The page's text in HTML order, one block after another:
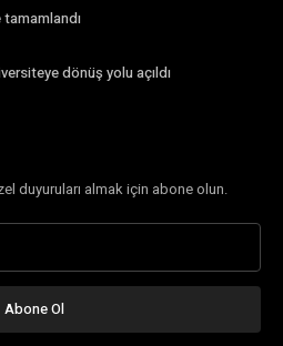
dönüş yolu açıldı
duyuruları almak için abone olun.
Abone Ol